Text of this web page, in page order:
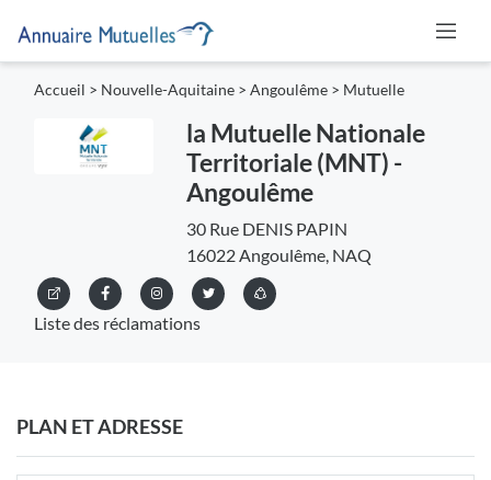
Accueil > Nouvelle-Aquitaine > Angoulême > Mutuelle
la Mutuelle Nationale
Territoriale (MNT) -
Angoulême
30 Rue DENIS PAPIN
16022 Angoulême, NAQ
Liste des réclamations
PLAN ET ADRESSE